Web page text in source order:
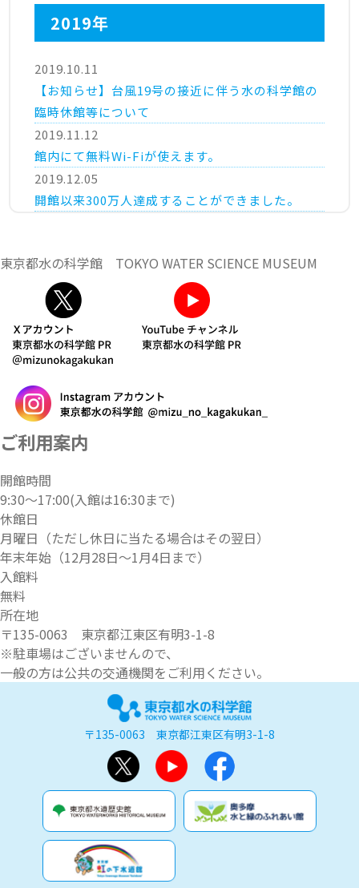
2019年
2019.10.11
【お知らせ】台風19号の接近に伴う水の科学館の
臨時休館等について
2019.11.12
館内にて無料Wi-Fiが使えます。
2019.12.05
開館以来300万人達成することができました。
東京都水の科学館 TOKYO WATER SCIENCE MUSEUM
ご利用案内
開館時間
9:30～17:00(入館は16:30まで)
休館日
月曜日（ただし休日に当たる場合はその翌日）
年末年始（12月28日〜1月4日まで）
入館料
無料
所在地
〒135-0063 東京都江東区有明3-1-8
※駐車場はございませんので、
一般の方は公共の交通機関をご利用ください。
〒135-0063 東京都江東区有明3-1-8